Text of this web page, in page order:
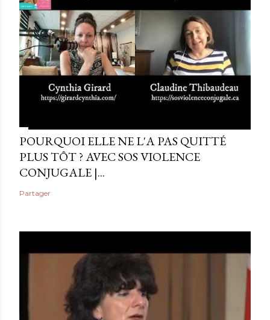
POURQUOI ELLE NE L'A PAS QUITTÉ
PLUS TÔT ? AVEC SOS VIOLENCE
CONJUGALE |...
Partager